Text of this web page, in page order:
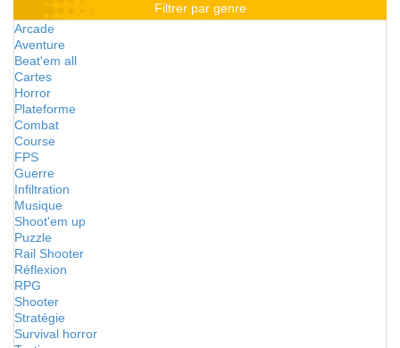
Filtrer par genre
Arcade
Aventure
Beat'em all
Cartes
Horror
Plateforme
Combat
Course
FPS
Guerre
Infiltration
Musique
Shoot'em up
Puzzle
Rail Shooter
Réflexion
RPG
Shooter
Stratégie
Survival horror